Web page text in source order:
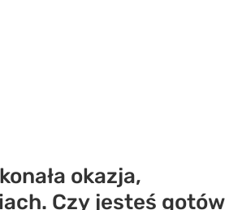
okazja,
Czy jesteś gotów